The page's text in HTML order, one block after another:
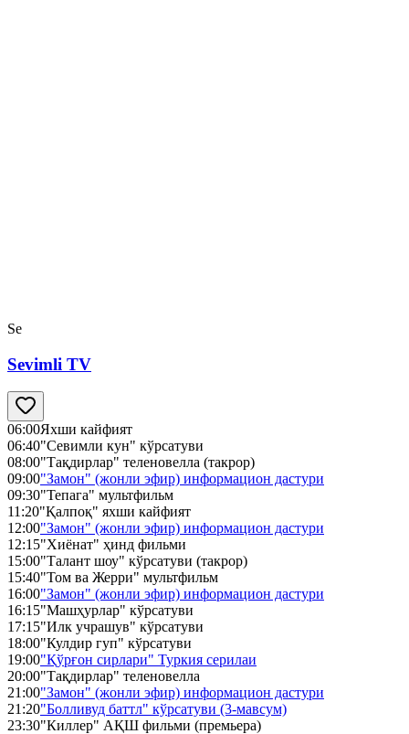
Se
Sevimli TV
06:00Яхши кайфият
06:40"Севимли кун" кўрсатуви
08:00"Тақдирлар" теленовелла (такрор)
09:00"Замон" (жонли эфир) информацион дастури
09:30"Тепага" мультфильм
11:20"Қалпоқ" яхши кайфият
12:00"Замон" (жонли эфир) информацион дастури
12:15"Хиёнат" ҳинд фильми
15:00"Талант шоу" кўрсатуви (такрор)
15:40"Том ва Жерри" мультфильм
16:00"Замон" (жонли эфир) информацион дастури
16:15"Машҳурлар" кўрсатуви
17:15"Илк учрашув" кўрсатуви
18:00"Кулдир гуп" кўрсатуви
19:00"Қўрғон сирлари" Туркия серилаи
20:00"Тақдирлар" теленовелла
21:00"Замон" (жонли эфир) информацион дастури
21:20"Болливуд баттл" кўрсатуви (3-мавсум)
23:30"Киллер" АҚШ фильми (премьера)